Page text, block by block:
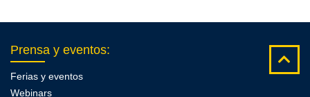
Prensa y eventos:
Ferias y eventos
Webinars